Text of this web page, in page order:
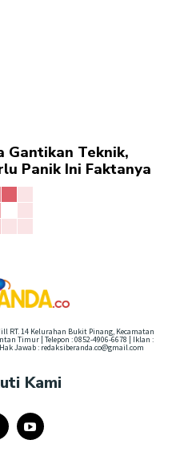
Gantikan Teknik,
Panik Ini Faktanya
RT. 14 Kelurahan Bukit Pinang, Kecamatan
Timur | Telepon : 0852-4906-6678 | Iklan :
Jawab : redaksiberanda.co@gmail.com
Kami